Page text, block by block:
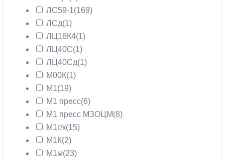
ЛС59-1(169)
ЛСд(1)
ЛЦ16К4(1)
ЛЦ40С(1)
ЛЦ40Сд(1)
М00К(1)
М1(19)
М1 пресс(6)
М1 пресс МЗОЦМ(8)
М1г/к(15)
М1К(2)
М1м(23)